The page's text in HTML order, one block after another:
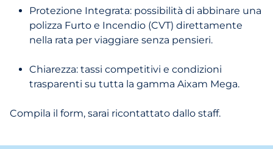
Protezione Integrata: possibilità di abbinare una
polizza Furto e Incendio (CVT) direttamente
nella rata per viaggiare senza pensieri.
Chiarezza: tassi competitivi e condizioni
trasparenti su tutta la gamma Aixam Mega.
Compila il form, sarai ricontattato dallo staff.